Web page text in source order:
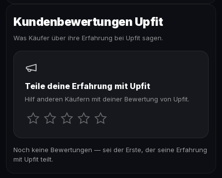
Kundenbewertungen Upfit
Was Käufer über ihre Erfahrung bei Upfit sagen.
Teile deine Erfahrung mit Upfit
Hilf anderen Käufern mit deiner Bewertung von Upfit.
Noch keine Bewertungen — sei der Erste, der seine Erfahrung
mit Upfit teilt.